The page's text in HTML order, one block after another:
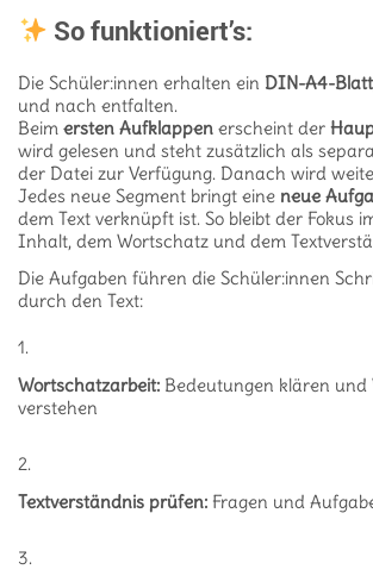
So funktioniert’s:
Die Schüler:innen erhalten ein DIN-A4-Blatt
und nach entfalten.
Beim ersten Aufklappen erscheint der
wird gelesen und steht zusätzlich als
der Datei zur Verfügung. Danach wird
Jedes neue Segment bringt eine neue
dem Text verknüpft ist. So bleibt der Fokus
Inhalt, dem Wortschatz und dem
Die Aufgaben führen die Schüler:innen
durch den Text:
Wortschatzarbeit: Bedeutungen klären und
verstehen
Textverständnis prüfen: Fragen und